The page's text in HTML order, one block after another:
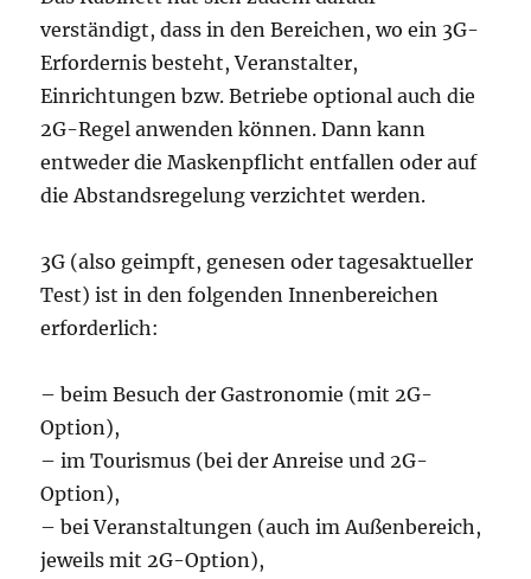
verständigt, dass in den Bereichen, wo ein 3G-
Erfordernis besteht, Veranstalter,
Einrichtungen bzw. Betriebe optional auch die
2G-Regel anwenden können. Dann kann
entweder die Maskenpflicht entfallen oder auf
die Abstandsregelung verzichtet werden.
3G (also geimpft, genesen oder tagesaktueller
Test) ist in den folgenden Innenbereichen
erforderlich:
– beim Besuch der Gastronomie (mit 2G-
Option),
– im Tourismus (bei der Anreise und 2G-
Option),
– bei Veranstaltungen (auch im Außenbereich,
jeweils mit 2G-Option),